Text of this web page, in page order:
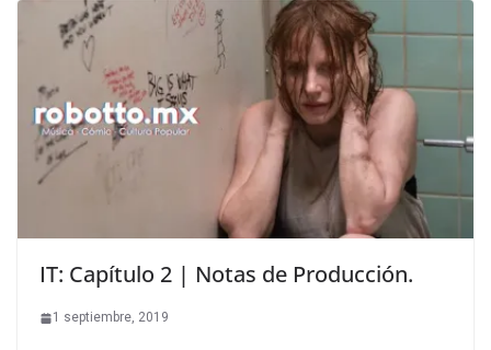
IT: Capítulo 2 | Notas de Producción.
1 septiembre, 2019